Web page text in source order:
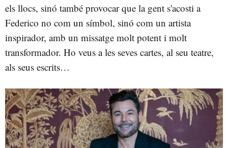
els llocs, sinó també provocar que la gent s'acosti a
Federico no com un símbol, sinó com un artista
inspirador, amb un missatge molt potent i molt
transformador. Ho veus a les seves cartes, al seu teatre,
als seus escrits…